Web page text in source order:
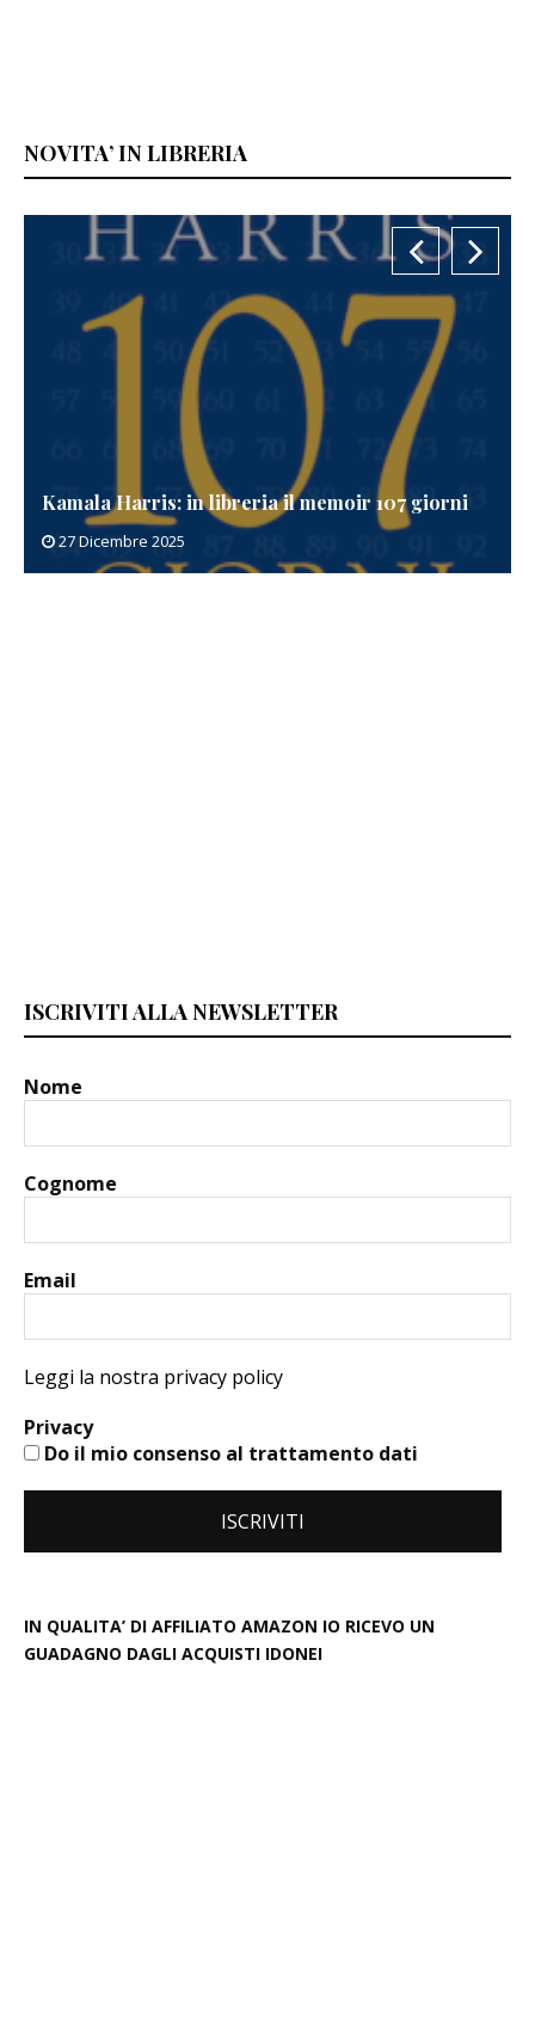
NOVITA’ IN LIBRERIA
Kamala Harris: in libreria il memoir 107 giorni
27 Dicembre 2025
ISCRIVITI ALLA NEWSLETTER
Nome
Cognome
Email
Leggi la nostra privacy policy
Privacy
Do il mio consenso al trattamento dati
IN QUALITA’ DI AFFILIATO AMAZON IO RICEVO UN
GUADAGNO DAGLI ACQUISTI IDONEI